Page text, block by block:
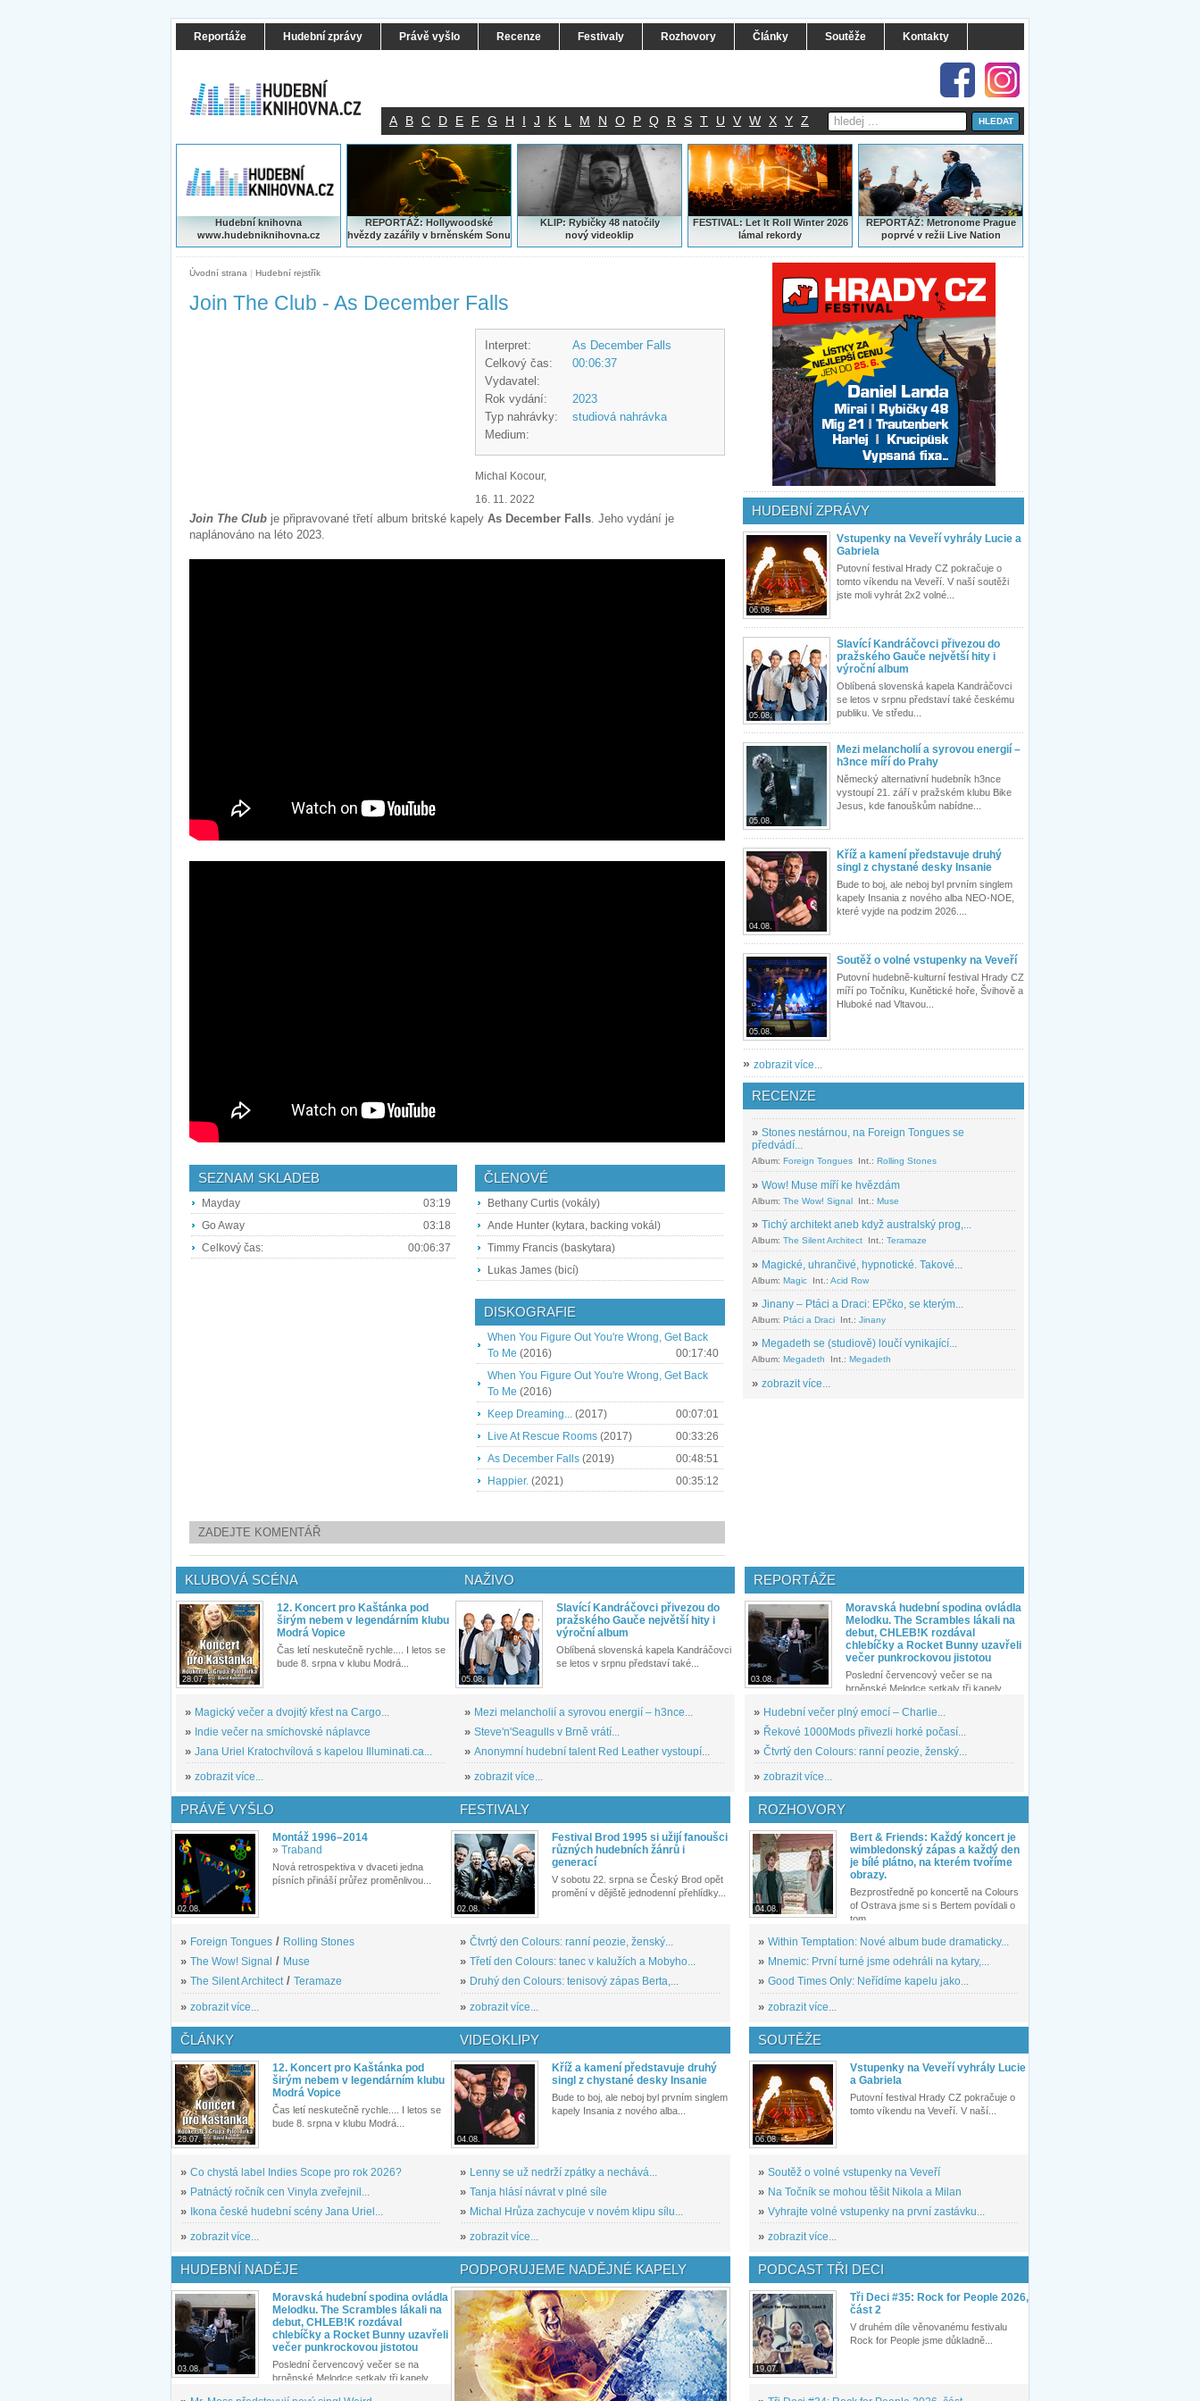
Reportáže Hudební zprávy Právě vyšlo Recenze Festivaly Rozhovory Články Soutěže Kontakty
A B C D E F G H I J K L M N O P Q R S T U V W X Y Z
Hudební knihovna
www.hudebniknihovna.cz
REPORTÁŽ: Hollywoodské
hvězdy zazářily v brněnském Sonu
KLIP: Rybičky 48 natočily
nový videoklip
FESTIVAL: Let It Roll Winter 2026
lámal rekordy
REPORTÁŽ:Metronome Prague
poprvé v režii Live Nation
Úvodní strana | Hudební rejstřík
Join The Club - As December Falls
Interpret:
As December Falls
Celkový čas:
00:06:37
Vydavatel:
Rok vydání:
2023
Typ nahrávky:
studiová nahrávka
Medium:
Michal Kocour,
16. 11. 2022
Join The Club je připravované třetí album britské kapely As December Falls. Jeho vydání je
naplánováno na léto 2023.
SEZNAM SKLADEB
Mayday
03:19
Go Away
03:18
Celkový čas:
00:06:37
ČLENOVÉ
Bethany Curtis (vokály)
Ande Hunter (kytara, backing vokál)
Timmy Francis (baskytara)
Lukas James (bicí)
DISKOGRAFIE
When You Figure Out You're Wrong, Get Back
To Me (2016)
00:17:40
When You Figure Out You're Wrong, Get Back
To Me (2016)
Keep Dreaming... (2017)
00:07:01
Live At Rescue Rooms (2017)
00:33:26
As December Falls (2019)
00:48:51
Happier. (2021) 00:35:12
ZADEJTE KOMENTÁŘ
HUDEBNÍ ZPRÁVY
06.08.
Vstupenky na Veveří vyhrály Lucie a
Gabriela
Putovní festival Hrady CZ pokračuje o
tomto víkendu na Veveří. V naší soutěži
jste moli vyhrát 2x2 volné...
05.08.
Slavící Kandráčovci přivezou do
pražského Gauče největší hity i
výroční album
Oblíbená slovenská kapela Kandráčovci
se letos v srpnu představí také českému
publiku. Ve středu...
05.08.
Mezi melancholií a syrovou energií –
h3nce míří do Prahy
Německý alternativní hudebník h3nce
vystoupí 21. září v pražském klubu Bike
Jesus, kde fanouškům nabídne...
04.08.
Kříž a kamení představuje druhý
singl z chystané desky Insanie
Bude to boj, ale neboj byl prvním singlem
kapely Insania z nového alba NEO-NOE,
které vyjde na podzim 2026....
05.08.
Soutěž o volné vstupenky na Veveří
Putovní hudebně-kulturní festival Hrady CZ
míří po Točníku, Kunětické hoře, Švihově a
Hluboké nad Vltavou...
» zobrazit více...
RECENZE
» Stones nestárnou, na Foreign Tongues se
předvádí...
Album: Foreign Tongues Int.: Rolling Stones
» Wow! Muse míří ke hvězdám
Album: The Wow! Signal Int.: Muse
» Tichý architekt aneb když australský prog,...
Album: The Silent Architect Int.: Teramaze
» Magické, uhrančivé, hypnotické. Takové...
Album: Magic Int.: Acid Row
» Jinany – Ptáci a Draci: EPčko, se kterým...
Album: Ptáci a Draci Int.: Jinany
» Megadeth se (studiově) loučí vynikající...
Album: Megadeth Int.: Megadeth
» zobrazit více...
KLUBOVÁ SCÉNA
28.07.
12. Koncert pro Kaštánka pod
širým nebem v legendárním klubu
Modrá Vopice
Čas letí neskutečně rychle.... I letos se
bude 8. srpna v klubu Modrá...
» Magický večer a dvojitý křest na Cargo...
» Indie večer na smíchovské náplavce
» Jana Uriel Kratochvílová s kapelou Illuminati.ca...
» zobrazit více...
NAŽIVO
05.08.
Slavící Kandráčovci přivezou do
pražského Gauče největší hity i
výroční album
Oblíbená slovenská kapela Kandráčovci
se letos v srpnu představí také...
» Mezi melancholií a syrovou energií – h3nce...
» Steve'n'Seagulls v Brně vrátí...
» Anonymní hudební talent Red Leather vystoupí...
» zobrazit více...
REPORTÁŽE
03.08.
Moravská hudební spodina ovládla
Melodku. The Scrambles lákali na
debut, CHLEB!K rozdával
chlebíčky a Rocket Bunny uzavřeli
večer punkrockovou jistotou
Poslední červencový večer se na
brněnské Melodce setkaly tři kapely...
» Hudební večer plný emocí – Charlie...
» Řekové 1000Mods přivezli horké počasí...
» Čtvrtý den Colours: ranní peozie, ženský...
» zobrazit více...
PRÁVĚ VYŠLO
02.08.
Montáž 1996–2014
» Traband
Nová retrospektiva v dvaceti jedna
písních přináší průřez proměnlivou...
» Foreign Tongues / Rolling Stones
» The Wow! Signal / Muse
» The Silent Architect/ Teramaze
» zobrazit více...
FESTIVALY
02.08.
Festival Brod 1995 si užijí fanoušci
různých hudebních žánrů i
generací
V sobotu 22. srpna se Český Brod opět
promění v dějiště jednodenní přehlídky...
» Čtvrtý den Colours: ranní peozie, ženský...
» Třetí den Colours: tanec v kalužích a Mobyho...
» Druhý den Colours: tenisový zápas Berta,...
» zobrazit více...
ROZHOVORY
04.08.
Bert & Friends: Každý koncert je
wimbledonský zápas a každý den
je bílé plátno, na kterém tvoříme
obrazy.
Bezprostředně po koncertě na Colours
of Ostrava jsme si s Bertem povídali o
tom,...
» Within Temptation: Nové album bude dramaticky...
» Mnemic: První turné jsme odehráli na kytary,...
» Good Times Only: Neřídíme kapelu jako...
» zobrazit více...
ČLÁNKY
28.07.
12. Koncert pro Kaštánka pod
širým nebem v legendárním klubu
Modrá Vopice
Čas letí neskutečně rychle.... I letos se
bude 8. srpna v klubu Modrá...
» Co chystá label Indies Scope pro rok 2026?
» Patnáctý ročník cen Vinyla zveřejnil...
» Ikona české hudební scény Jana Uriel...
» zobrazit více...
VIDEOKLIPY
04.08.
Kříž a kamení představuje druhý
singl z chystané desky Insanie
Bude to boj, ale neboj byl prvním singlem
kapely Insania z nového alba...
» Lenny se už nedrží zpátky a nechává...
» Tanja hlásí návrat v plné síle
» Michal Hrůza zachycuje v novém klipu sílu...
» zobrazit více...
SOUTĚŽE
06.08.
Vstupenky na Veveří vyhrály Lucie
a Gabriela
Putovní festival Hrady CZ pokračuje o
tomto víkendu na Veveří. V naší...
» Soutěž o volné vstupenky na Veveří
» Na Točník se mohou těšit Nikola a Milan
» Vyhrajte volné vstupenky na první zastávku...
» zobrazit více...
HUDEBNÍ NADĚJE
03.08.
Moravská hudební spodina ovládla
Melodku. The Scrambles lákali na
debut, CHLEB!K rozdával
chlebíčky a Rocket Bunny uzavřeli
večer punkrockovou jistotou
Poslední červencový večer se na
brněnské Melodce setkaly tři kapely...
PODPORUJEME NADĚJNÉ KAPELY PODCAST TŘI DECI
19.07.
Tři Deci #35: Rock for People 2026,
část 2
V druhém díle věnovanému festivalu
Rock for People jsme důkladně...